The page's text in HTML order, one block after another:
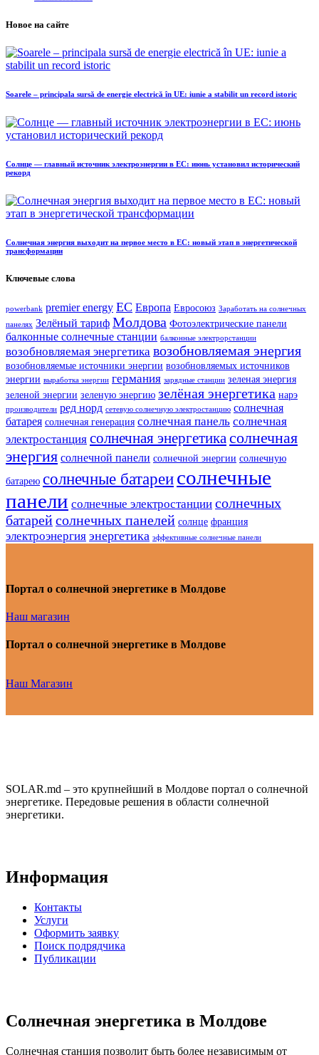
Новое на сайте
Soarele – principala sursă de energie electrică în UE: iunie a stabilit un record istoric
Солнце — главный источник электроэнергии в ЕС: июнь установил исторический
рекорд
Солнечная энергия выходит на первое место в ЕС: новый этап в энергетической
трансформации
Ключевые слова
powerbank premier energy ЕС Европа Евросоюз Заработать на солнечных
панелях Зелёный тариф Молдова Фотоэлектрические панели
балконные солнечные станции балконные электрорстанции
возобновляемая энергетика возобновляемая энергия
возобновляемые источники энергии возобновляемых источников
энергии выработка энергии германия зарядные станции зеленая энергия
зеленой энергии зеленую энергию зелёная энергетика нарэ
производители ред норд сетевую солнечную электростанцию солнечная
батарея солнечная генерация солнечная панель солнечная
электростанция солнечная энергетика солнечная
энергия солнечной панели солнечной энергии солнечную
батарею солнечные батареисолнечные
панели солнечные электростанции солнечных
батарейсолнечных панелей солнце франция
электроэнергия энергетика эффективные солнечные панели
Портал о солнечной энергетике в Молдове
Наш магазин
Портал о солнечной энергетике в Молдове
Наш Магазин
SOLAR.md – это крупнейший в Молдове портал о солнечной
энергетике. Передовые решения в области солнечной
энергетики.
Информация
Контакты
Услуги
Оформить заявку
Поиск подрядчика
Публикации
Солнечная энергетика в Молдове
Солнечная станция позволит быть более независимым от